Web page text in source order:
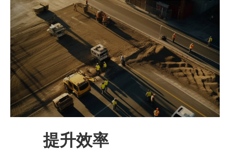
海洋测绘
精准农业
提升效率